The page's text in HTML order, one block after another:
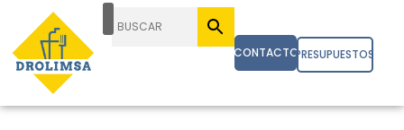
CONTACTOPRESUPUESTOS